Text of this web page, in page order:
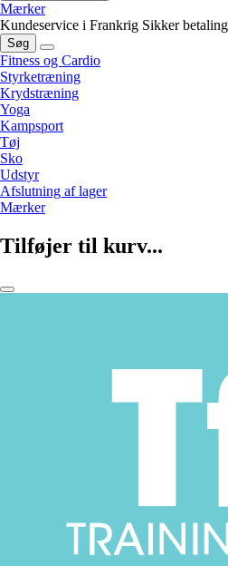
Mærker
Kundeservice i Frankrig Sikker betaling
Søg
Fitness og Cardio
Styrketræning
Krydstræning
Yoga
Kampsport
Tøj
Sko
Udstyr
Afslutning af lager
Mærker
Tilføjer til kurv...